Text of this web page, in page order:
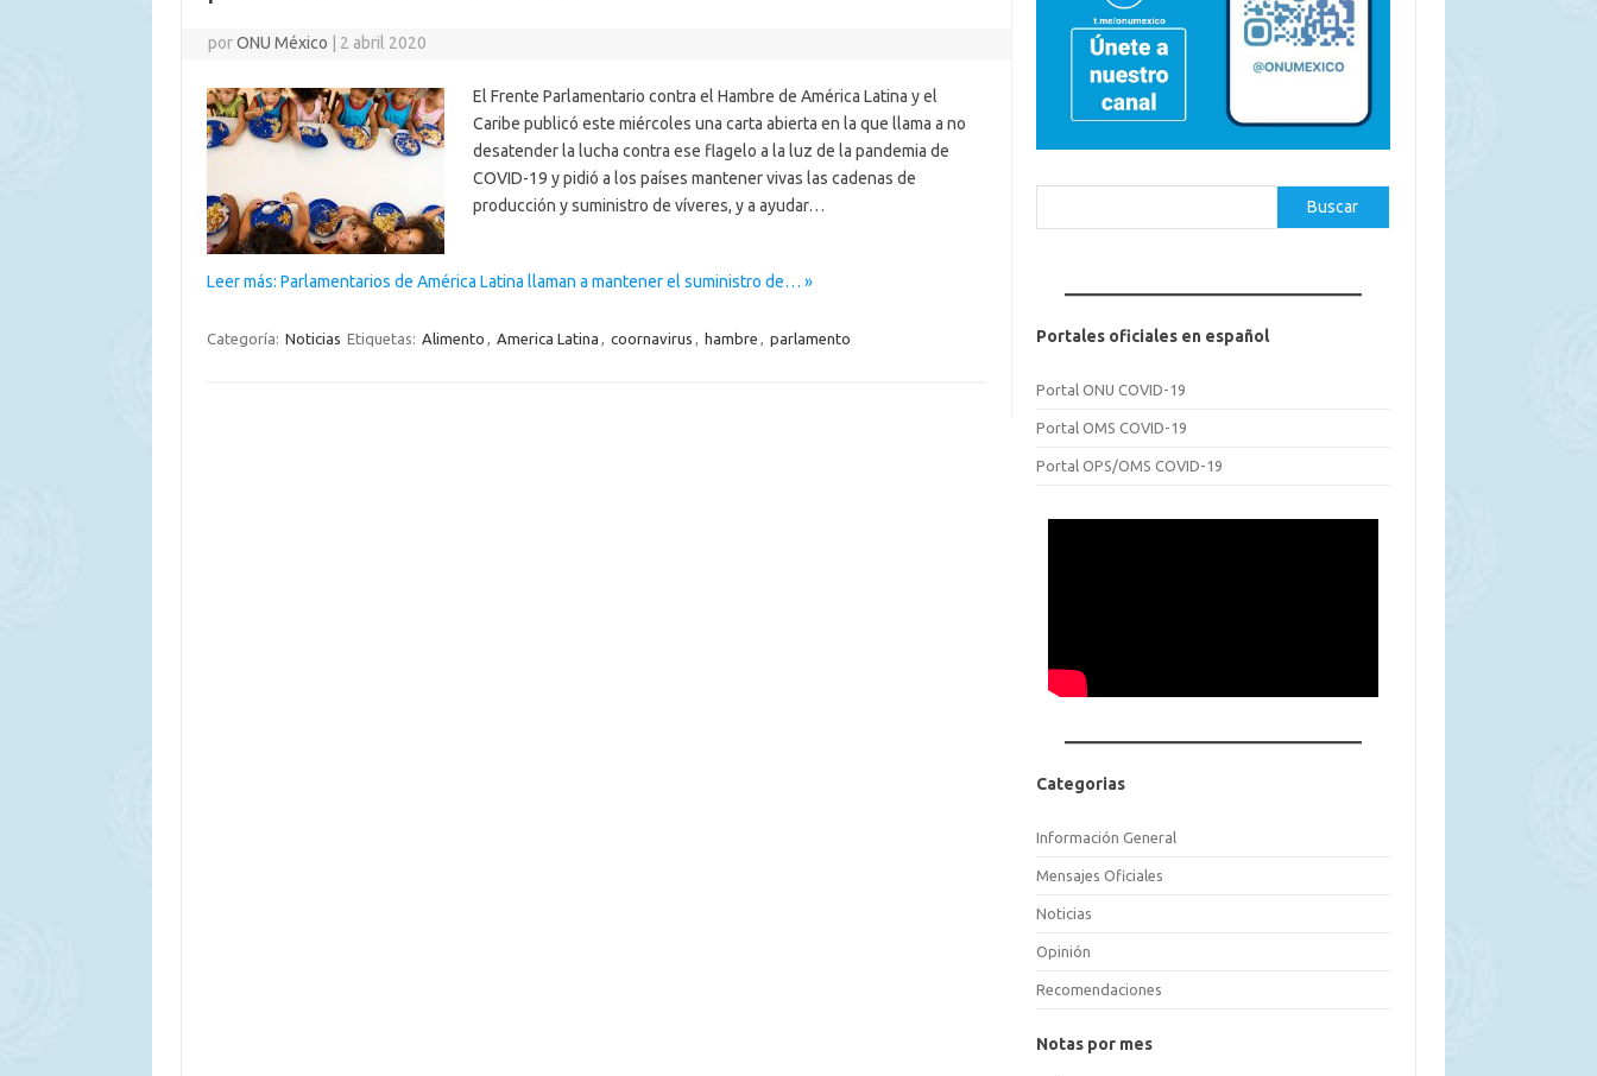
porONU México 2 abril 2020
El Frente Parlamentario contra el Hambre de América Latina y el
Caribe publicó este miércoles una carta abierta en la que llama a no
desatender la lucha contra ese flagelo a la luz de la pandemia de
COVID-19 y pidió a los países mantener vivas las cadenas de
producción y suministro de víveres, y a ayudar…
Leer más: Parlamentarios de América Latina llaman a mantener el suministro de… »
Categoría: Noticias Etiquetas: Alimento , America Latina , coornavirus , hambre , parlamento
Buscar
Portales oficiales en español
Portal ONU COVID-19
Portal OMS COVID-19
Portal OPS/OMS COVID-19
Categorias
Información General
Mensajes Oficiales
Noticias
Opinión
Recomendaciones
Notas por mes